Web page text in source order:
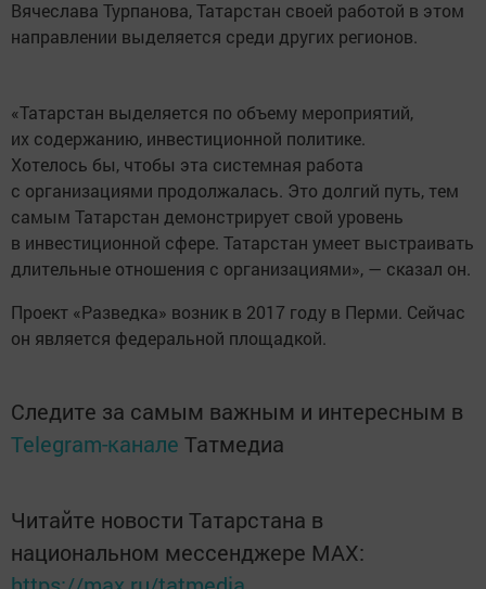
Вячеслава Турпанова, Татарстан своей работой в этом
направлении выделяется среди других регионов.
«Татарстан выделяется по объему мероприятий,
их содержанию, инвестиционной политике.
Хотелось бы, чтобы эта системная работа
с организациями продолжалась. Это долгий путь, тем
самым Татарстан демонстрирует свой уровень
в инвестиционной сфере. Татарстан умеет выстраивать
длительные отношения с организациями», — сказал он.
Проект «Разведка» возник в 2017 году в Перми. Сейчас
он является федеральной площадкой.
Следите за самым важным и интересным в
Telegram-канале Татмедиа
Читайте новости Татарстана в
национальном мессенджере MАХ: